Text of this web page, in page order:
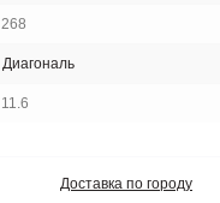
268
Диагональ
11.6
Доставка по городу